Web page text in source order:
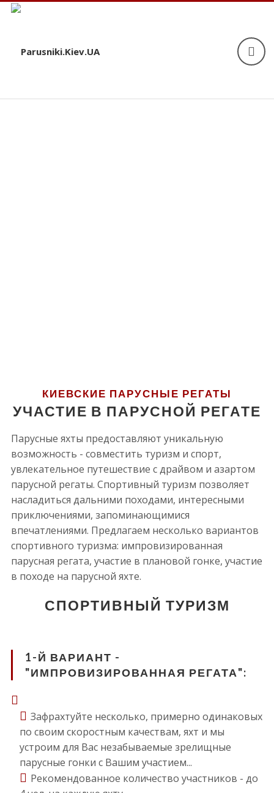
КИЕВСКИЕ ПАРУСНЫЕ РЕГАТЫ
УЧАСТИЕ В ПАРУСНОЙ РЕГАТЕ
Парусные яхты предоставляют уникальную
возможность - совместить туризм и спорт,
увлекательное путешествие с драйвом и азартом
парусной регаты. Спортивный туризм позволяет
насладиться дальними походами, интересными
приключениями, запоминающимися
впечатлениями. Предлагаем несколько вариантов
спортивного туризма: импровизированная
парусная регата, участие в плановой гонке, участие
в походе на парусной яхте.
СПОРТИВНЫЙ ТУРИЗМ
1-Й ВАРИАНТ -
"ИМПРОВИЗИРОВАННАЯ РЕГАТА":
Зафрахтуйте несколько, примерно одинаковых
по своим скоростным качествам, яхт и мы
устроим для Вас незабываемые зрелищные
парусные гонки с Вашим участием...
Рекомендованное количество участников - до